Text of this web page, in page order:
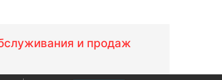
и продаж